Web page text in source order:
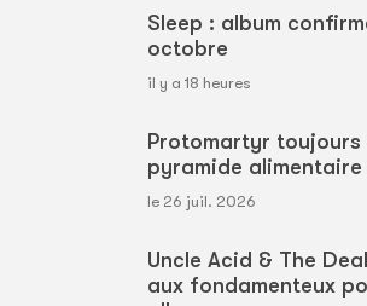
Sleep : album
octobre
il y a 18 heures
Protomartyr
pyramide
le 26 juil. 2026
Uncle Acid & The
aux fondamenteux